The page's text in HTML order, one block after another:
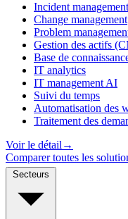
Incident management
Change management
Problem
Gestion des actifs
Base de
IT analytics
IT management AI
Suivi du temps
Automatisation des
Traitement des
Voir le détail →
Comparer toutes les